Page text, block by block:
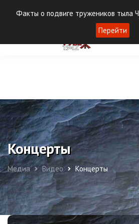
Концерты
Медиа Видео Концерты
Факты о подвиге тружеников тыла
Перейти